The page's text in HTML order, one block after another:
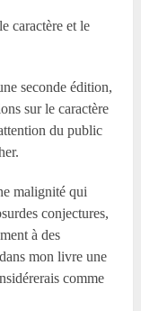
caractère et le
seconde édition,
sur le caractère
du public
malignité qui
conjectures,
à des
mon livre une
comme